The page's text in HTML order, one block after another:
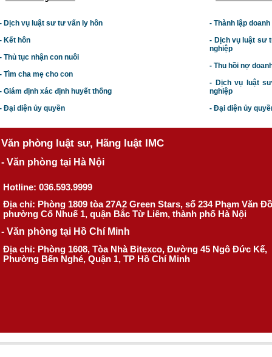
Dịch vụ luật sư tư vấn ly hôn
Kết hôn
Thủ tục nhận con nuôi
Tìm cha mẹ cho con
Giám định xác định huyết thống
Đại diện ủy quyền
- Thành lập
- Dịch vụ luật sư t
nghiệp
- Thu hồi nợ
- Dịch vụ luật
nghiệp
- Đại diện ủy
Văn phòng luật sư, Hãng luật IMC
- Văn phòng tại Hà Nội
Hotline: 036.593.9999
Địa chỉ: Phòng 1809 tòa 27A2 Green Stars, số 234 Phạm Văn
phường Cổ Nhuế 1, quận Bắc Từ Liêm, thành phố Hà Nội
- Văn phòng tại Hồ Chí Minh
Địa chỉ: Phòng 1608, Tòa Nhà Bitexco, Đường 45 Ngô Đức Kế,
Phường Bến Nghé, Quận 1, TP Hồ Chí Minh